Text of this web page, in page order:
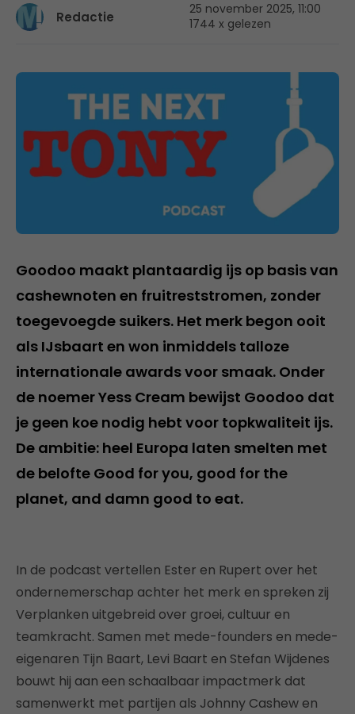
Redactie
25 november 2025, 11:00
1744 x gelezen
Goodoo maakt plantaardig ijs op basis van
cashewnoten en fruitreststromen, zonder
toegevoegde suikers. Het merk begon ooit
als IJsbaart en won inmiddels talloze
internationale awards voor smaak. Onder
de noemer Yess Cream bewijst Goodoo dat
je geen koe nodig hebt voor topkwaliteit ijs.
De ambitie: heel Europa laten smelten met
de belofte Good for you, good for the
planet, and damn good to eat.
In de podcast vertellen Ester en Rupert over het
ondernemerschap achter het merk en spreken zij
Verplanken uitgebreid over groei, cultuur en
teamkracht. Samen met mede-founders en mede-
eigenaren Tijn Baart, Levi Baart en Stefan Wijdenes
bouwt hij aan een schaalbaar impactmerk dat
samenwerkt met partijen als Johnny Cashew en